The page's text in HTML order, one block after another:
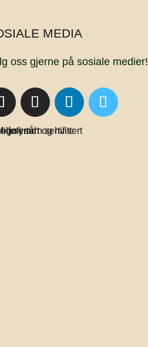
MEDIA
oss gjerne på sosiale medier!